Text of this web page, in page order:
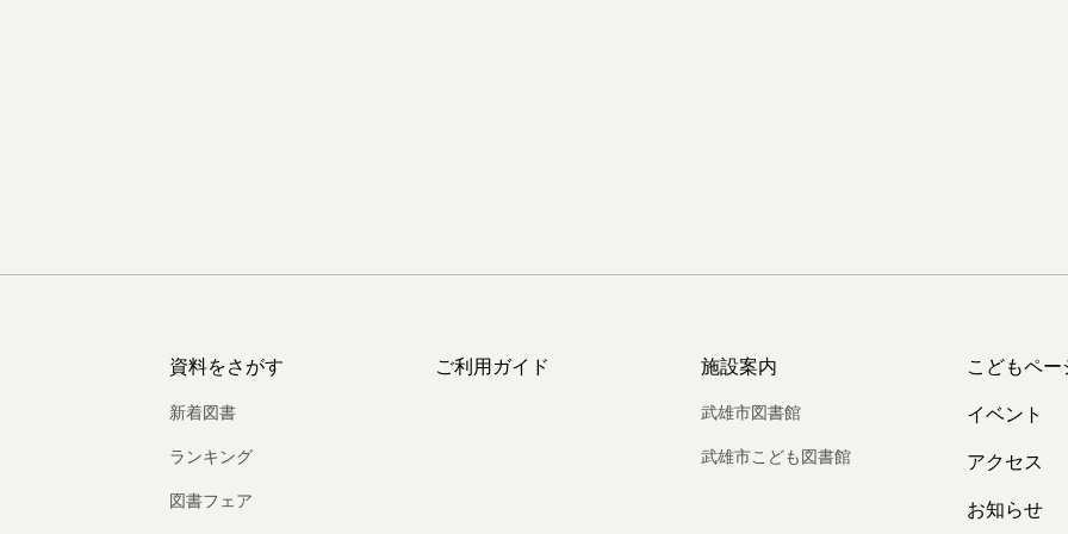
資料をさがす
新着図書
ランキング
図書フェア
ご利用ガイド 施設案内
武雄市図書館
武雄市こども図書館
こどもペー
イベント
アクセス
お知らせ